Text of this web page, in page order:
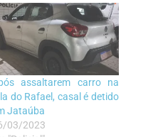
assaltarem carro na
do Rafael, casal é detido
Jataúba
03/2023